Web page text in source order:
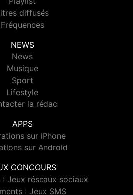
diffusés
Fréquences
NEWS
News
Musique
Sport
Lifestyle
la rédac
APPS
sur iPhone
sur Android
CONCOURS
: Jeux réseaux sociaux
: Jeux SMS